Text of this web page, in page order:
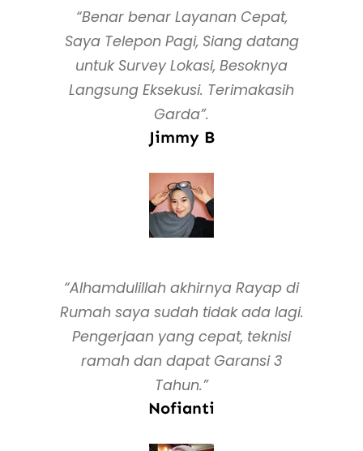
“Benar benar Layanan Cepat,
Saya Telepon Pagi, Siang datang
untuk Survey Lokasi, Besoknya
Langsung Eksekusi. Terimakasih
Garda”.
Jimmy B
“Alhamdulillah akhirnya Rayap di
Rumah saya sudah tidak ada lagi.
Pengerjaan yang cepat, teknisi
ramah dan dapat Garansi 3
Tahun.”
Nofianti